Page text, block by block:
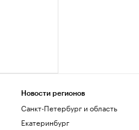
Новости регионов
Санкт-Петербург и область
Екатеринбург